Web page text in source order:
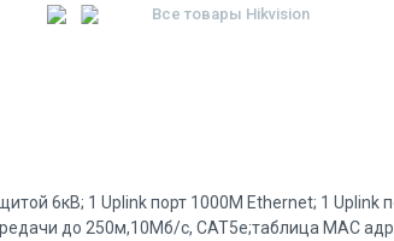
Все товары Hikvision
6кВ; 1 Uplink порт 1000М Ethernet; 1 Uplink
до 250м,10Мб/с, CAT5e;таблица MAC